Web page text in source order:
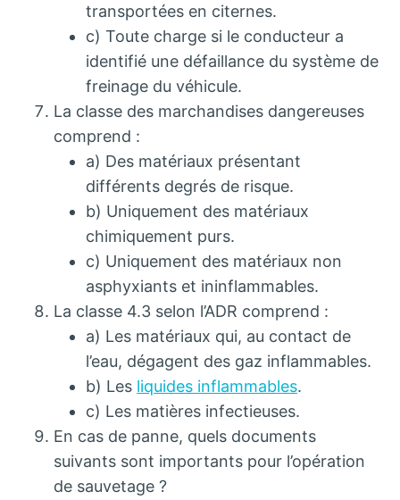
transportées en citernes.
c) Toute charge si le conducteur a
identifié une défaillance du système de
freinage du véhicule.
La classe des marchandises dangereuses
comprend :
a) Des matériaux présentant
différents degrés de risque.
b) Uniquement des matériaux
chimiquement purs.
c) Uniquement des matériaux non
asphyxiants et ininflammables.
La classe 4.3 selon l’ADR comprend :
a) Les matériaux qui, au contact de
l’eau, dégagent des gaz inflammables.
b) Les liquides inflammables.
c) Les matières infectieuses.
En cas de panne, quels documents
suivants sont importants pour l’opération
de sauvetage ?